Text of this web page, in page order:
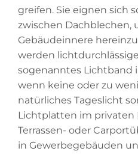
greifen. Sie eignen sich
zwischen Dachblechen,
Gebäudeinnere
werden
sogenanntes Lichtband
wenn keine oder zu
natürliches Tageslicht
Lichtplatten im privaten
Terrassen- oder
in Gewerbegebäuden